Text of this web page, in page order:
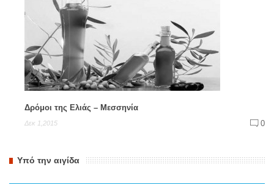
Δρόμοι της Ελιάς – Μεσσηνία
Δεκ 1,2015 0
Υπό την αιγίδα